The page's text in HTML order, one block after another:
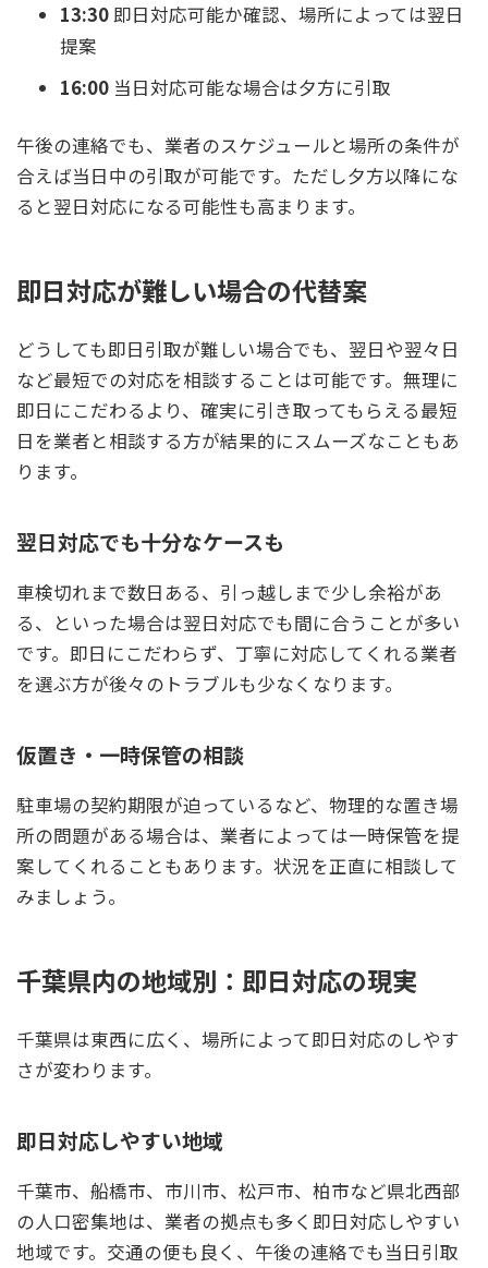
13:30即日対応可能か確認、場所によっては翌日
提案
16:00 当日対応可能な場合は夕方に引取
午後の連絡でも、業者のスケジュールと場所の条件が
合えば当日中の引取が可能です。ただし夕方以降にな
ると翌日対応になる可能性も高まります。
即日対応が難しい場合の代替案
どうしても即日引取が難しい場合でも、翌日や翌々日
など最短での対応を相談することは可能です。無理に
即日にこだわるより、確実に引き取ってもらえる最短
日を業者と相談する方が結果的にスムーズなこともあ
ります。
翌日対応でも十分なケースも
車検切れまで数日ある、引っ越しまで少し余裕があ
る、といった場合は翌日対応でも間に合うことが多い
です。即日にこだわらず、丁寧に対応してくれる業者
を選ぶ方が後々のトラブルも少なくなります。
仮置き・一時保管の相談
駐車場の契約期限が迫っているなど、物理的な置き場
所の問題がある場合は、業者によっては一時保管を提
案してくれることもあります。状況を正直に相談して
みましょう。
千葉県内の地域別：即日対応の現実
千葉県は東西に広く、場所によって即日対応のしやす
さが変わります。
即日対応しやすい地域
千葉市、船橋市、市川市、松戸市、柏市など県北西部
の人口密集地は、業者の拠点も多く即日対応しやすい
地域です。交通の便も良く、午後の連絡でも当日引取